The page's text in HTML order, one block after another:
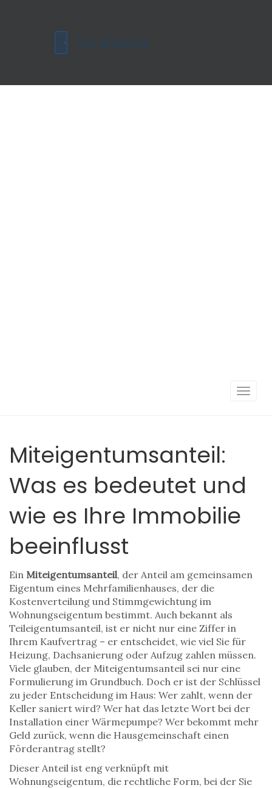
Miteigentumsanteil:
Was es bedeutet und
wie es Ihre Immobilie
beeinflusst
Ein Miteigentumsanteil, der Anteil am gemeinsamen
Eigentum eines Mehrfamilienhauses, der die
Kostenverteilung und Stimmgewichtung im
Wohnungseigentum bestimmt. Auch bekannt als
Teileigentumsanteil, ist er nicht nur eine Ziffer in
Ihrem Kaufvertrag – er entscheidet, wie viel Sie für
Heizung, Dachsanierung oder Aufzug zahlen müssen.
Viele glauben, der Miteigentumsanteil sei nur eine
Formulierung im Grundbuch. Doch er ist der Schlüssel
zu jeder Entscheidung im Haus: Wer zahlt, wenn der
Keller saniert wird? Wer hat das letzte Wort bei der
Installation einer Wärmepumpe? Wer bekommt mehr
Geld zurück, wenn die Hausgemeinschaft einen
Förderantrag stellt?
Dieser Anteil ist eng verknüpft mit
Wohnungseigentum, die rechtliche Form, bei der Sie